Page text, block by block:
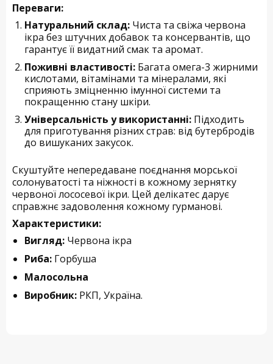
Переваги:
Натуральний склад: Чиста та свіжа червона
ікра без штучних добавок та консервантів, що
гарантує її видатний смак та аромат.
Поживні властивості: Багата омега-3 жирними
кислотами, вітамінами та мінералами, які
сприяють зміцненню імунної системи та
покращенню стану шкіри.
Універсальність у використанні: Підходить
для приготування різних страв: від бутербродів
до вишуканих закусок.
Скуштуйте непередаване поєднання морської
солонуватості та ніжності в кожному зернятку
червоної лососевої ікри. Цей делікатес дарує
справжнє задоволення кожному гурманові.
Характеристики:
Вигляд: Червона ікра
Риба: Горбуша
Малосольна
Виробник: РКП, Україна.